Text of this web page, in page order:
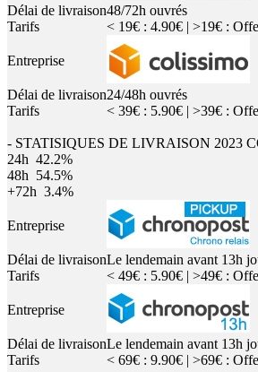
Délai de livraison48/72h ouvrés
Tarifs
< 19€ : 4.90€ | >19€ :
Entreprise
Délai de livraison24/48h ouvrés
Tarifs
< 39€ : 5.90€ | >39€ :
- STATISIQUES DE LIVRAISON 2023
24h 42.2%
48h 54.5%
+72h 3.4%
Entreprise
Délai de livraisonLe lendemain avant 13h
Tarifs
< 49€ : 5.90€ | >49€ :
Entreprise
Délai de livraisonLe lendemain avant 13h
Tarifs
< 69€ : 9.90€ | >69€ :